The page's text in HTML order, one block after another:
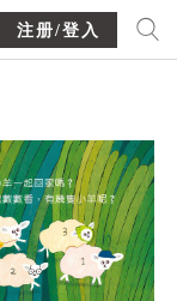
注册/登入